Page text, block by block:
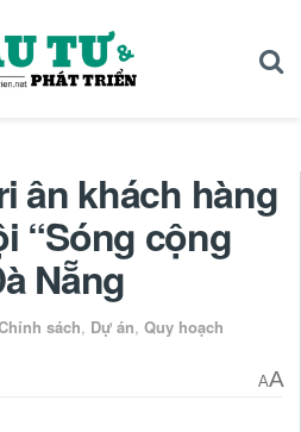
ân khách hàng
“Sóng cộng
Nẵng
sách, Dự án, Quy hoạch
AA